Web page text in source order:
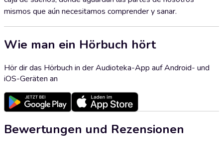
mismos que aún necesitamos comprender y sanar.
Wie man ein Hörbuch hört
Hör dir das Hörbuch in der Audioteka-App auf Android- und
iOS-Geräten an
Bewertungen und Rezensionen